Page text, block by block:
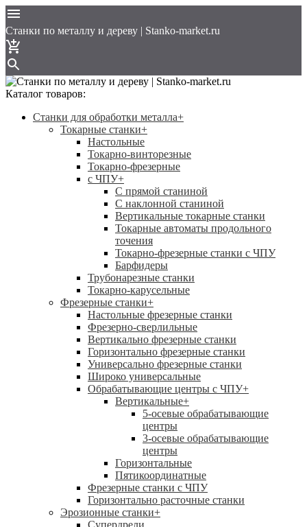
Cтанки по металлу и дереву | Stanko-market.ru
Каталог товаров:
Станки для обработки металла+
Токарные станки+
Настольные
Токарно-винторезные
Токарно-фрезерные
с ЧПУ+
С прямой станиной
C наклонной станиной
Вертикальные токарные станки
Токарные автоматы продольного
точения
Токарно-фрезерные станки с ЧПУ
Барфидеры
Трубонарезные станки
Токарно-карусельные
Фрезерные станки+
Настольные фрезерные станки
Фрезерно-сверлильные
Вертикально фрезерные станки
Горизонтально фрезерные станки
Универсально фрезерные станки
Широко универсальные
Обрабатывающие центры с ЧПУ+
Вертикальные+
5-осевые обрабатывающие
центры
3-осевые обрабатывающие
центры
Горизонтальные
Пятикоординатные
Фрезерные станки с ЧПУ
Горизонтально расточные станки
Эрозионные станки+
Супердрели